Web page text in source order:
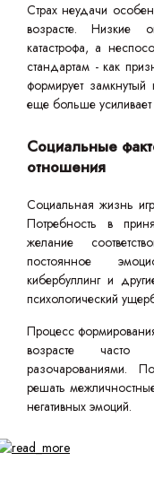
Страх неудачи
возрасте. Низкие
катастрофа, а
стандартам - как
формирует замкнутый
еще больше
Социальные
отношения
Социальная жизнь
Потребность в
желание
постоянное
кибербуллинг и
психологический
Процесс
возрасте часто
разочарованиями.
решать
негативных эмоций.